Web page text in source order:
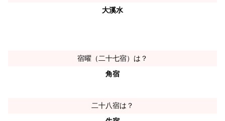
大溪水
宿曜（二十七宿）は？
角宿
二十八宿は？